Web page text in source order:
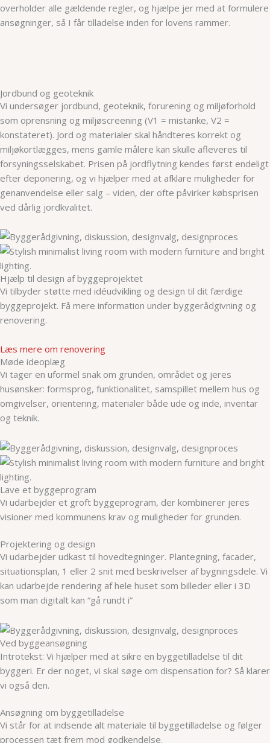
overholder alle gældende regler, og hjælpe jer med at formulere
ansøgninger, så I får tilladelse inden for lovens rammer.
Jordbund og geoteknik
Vi undersøger jordbund, geoteknik, forurening og miljøforhold
som oprensning og miljøscreening (V1 = mistanke, V2 =
konstateret). Jord og materialer skal håndteres korrekt og
miljøkortlægges, mens gamle målere kan skulle afleveres til
forsyningsselskabet. Prisen på jordflytning kendes først endeligt
efter deponering, og vi hjælper med at afklare muligheder for
genanvendelse eller salg – viden, der ofte påvirker købsprisen
ved dårlig jordkvalitet.
Hjælp til design af byggeprojektet
Vi tilbyder støtte med idéudvikling og design til dit færdige
byggeprojekt. Få mere information under byggerådgivning og
renovering.
Læs mere om renovering
Møde ideoplæg
Vi tager en uformel snak om grunden, området og jeres
husønsker: formsprog, funktionalitet, samspillet mellem hus og
omgivelser, orientering, materialer både ude og inde, inventar
og teknik.
Lave et byggeprogram
Vi udarbejder et groft byggeprogram, der kombinerer jeres
visioner med kommunens krav og muligheder for grunden.
Projektering og design
Vi udarbejder udkast til hovedtegninger. Plantegning, facader,
situationsplan, 1 eller 2 snit med beskrivelser af bygningsdele. Vi
kan udarbejde rendering af hele huset som billeder eller i 3D
som man digitalt kan “gå rundt i”
Ved byggeansøgning
Introtekst: Vi hjælper med at sikre en byggetilladelse til dit
byggeri. Er der noget, vi skal søge om dispensation for? Så klarer
vi også den.
Ansøgning om byggetilladelse
Vi står for at indsende alt materiale til byggetilladelse og følger
processen tæt frem mod godkendelse.